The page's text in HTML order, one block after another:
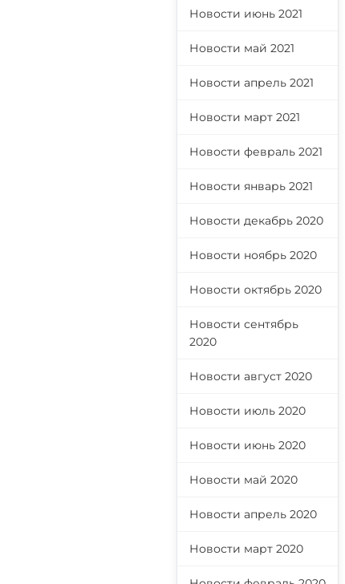
Новости июнь 2021
Новости май 2021
Новости апрель 2021
Новости март 2021
Новости февраль 2021
Новости январь 2021
Новости декабрь 2020
Новости ноябрь 2020
Новости октябрь 2020
Новости сентябрь
2020
Новости август 2020
Новости июль 2020
Новости июнь 2020
Новости май 2020
Новости апрель 2020
Новости март 2020